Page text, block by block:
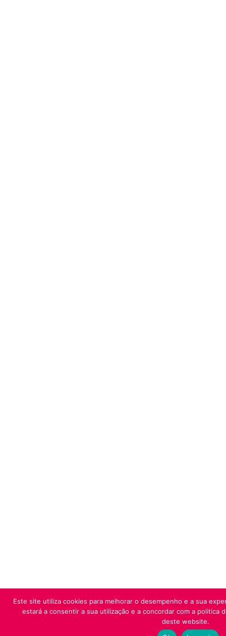
Este site utiliza cookies para melhorar o desempenho e a sua
estará a consentir a sua utilização e a concordar com a politica
deste website.